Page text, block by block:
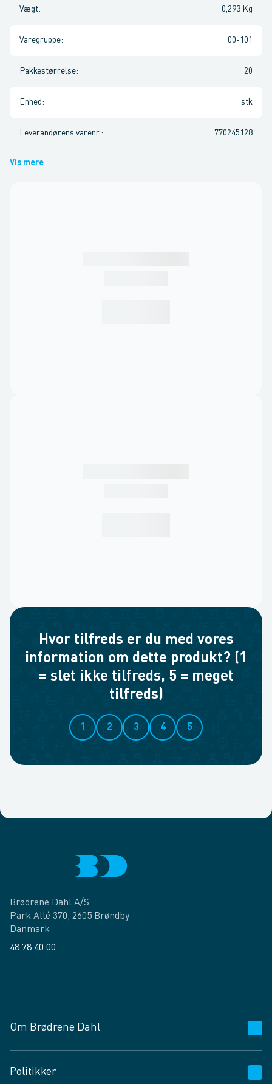
Vægt: 0,293 Kg
Varegruppe: 00-101
Pakkestørrelse: 20
Enhed : stk
Leverandørens varenr. : 770245128
Vis mere
Hvor tilfreds er du med vores
information om dette produkt? (1
= slet ikke tilfreds, 5 = meget
tilfreds)
1 2 3 4 5
Brødrene Dahl A/S
Park Allé 370, 2605 Brøndby
Danmark
48 78 40 00
Om Brødrene Dahl
Vagttelefon 30 10 89 89
Politikker